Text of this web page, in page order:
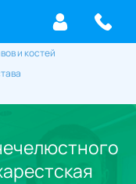
и костей